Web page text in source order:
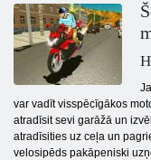
var vadīt visspēcīgākos
atradīsit sevi garāžā un
atradīsities uz ceļa un
velosipēds pakāpeniski